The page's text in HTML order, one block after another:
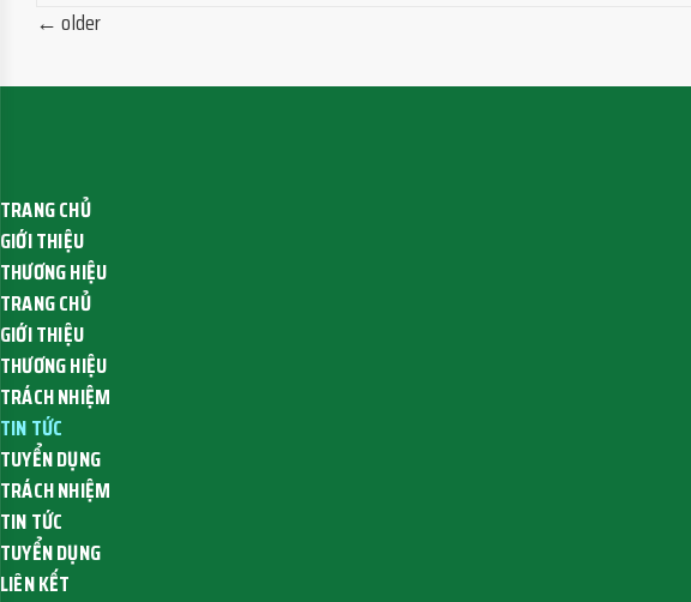
← older
TRANG CHỦ
GIỚI THIỆU
THƯƠNG HIỆU
TRANG CHỦ
GIỚI THIỆU
THƯƠNG HIỆU
TRÁCH NHIỆM
TIN TỨC
TUYỂN DỤNG
TRÁCH NHIỆM
TIN TỨC
TUYỂN DỤNG
LIÊN KẾT